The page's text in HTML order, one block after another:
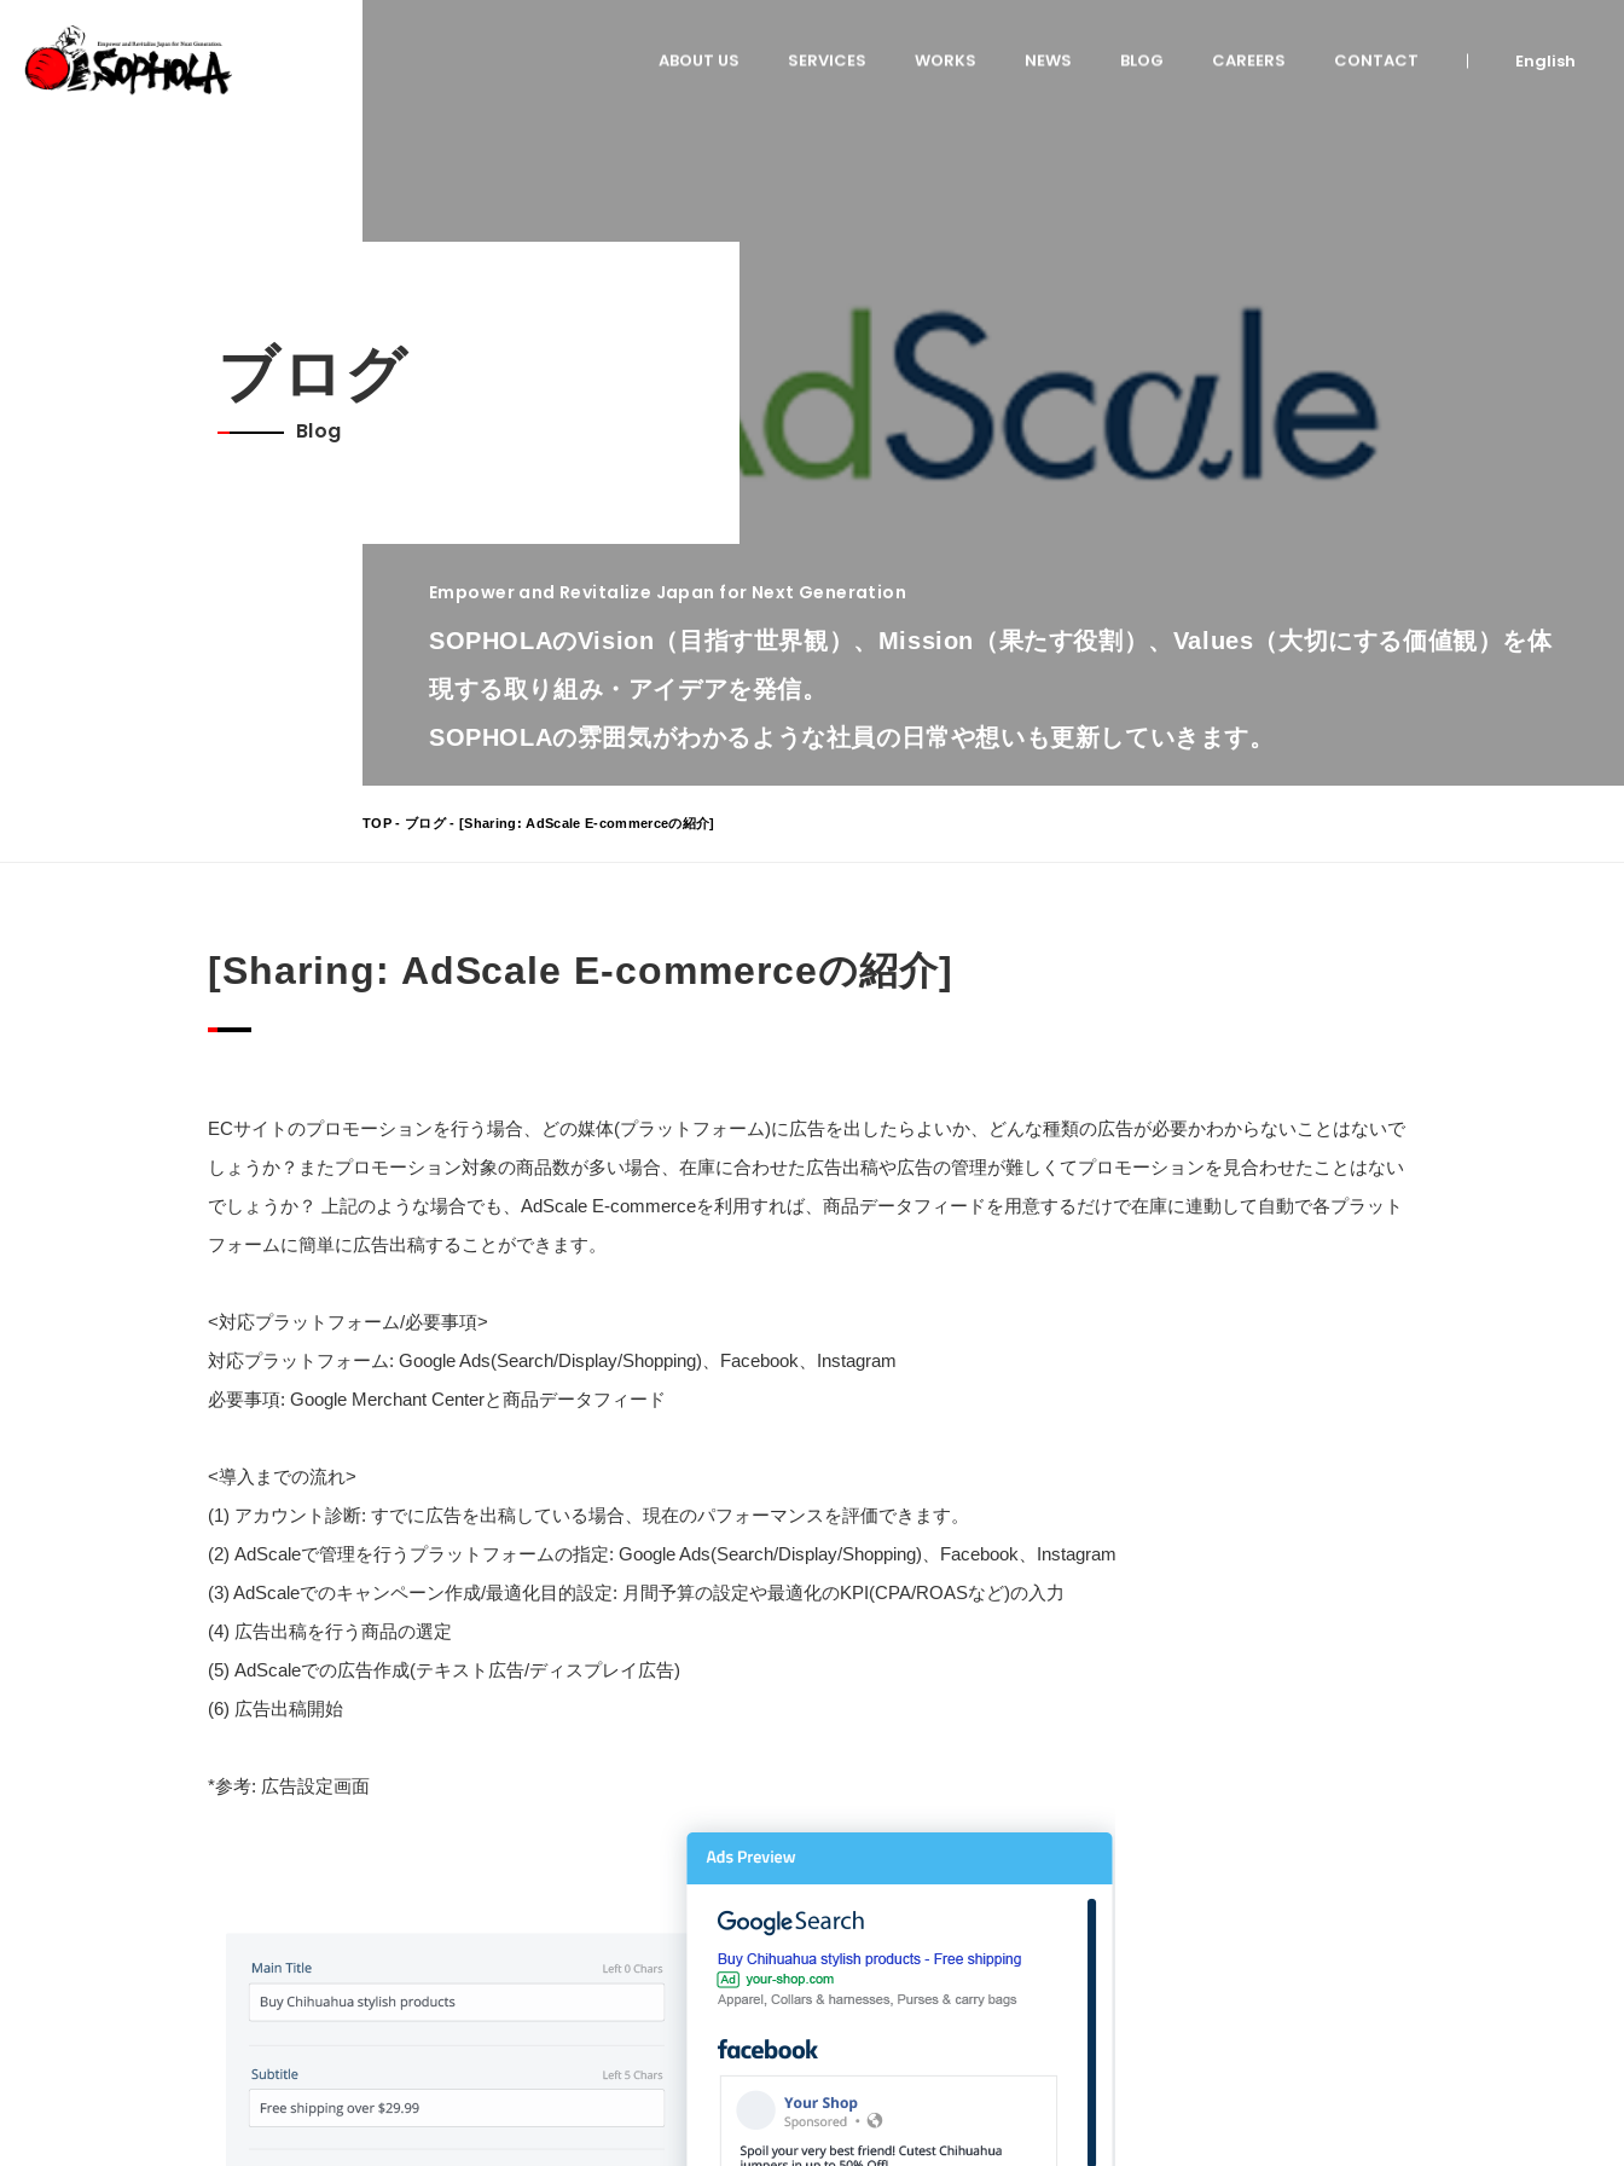
ABOUT US SERVICES WORKS NEWS BLOG CAREERS CONTACT English
ブログ
Blog
Empower and Revitalize Japan for Next Generation
SOPHOLAのVision（目指す世界観）、Mission（果たす役割）、Values（大切にする価値観）を体
現する取り組み・アイデアを発信。
SOPHOLAの雰囲気がわかるような社員の日常や想いも更新していきます。
TOP - ブログ- [Sharing: AdScale E-commerceの紹介]
[Sharing: AdScale E-commerceの紹介]
ECサイトのプロモーションを行う場合、どの媒体(プラットフォーム)に広告を出したらよいか、どんな種類の広告が必要かわからないことはないで
しょうか？またプロモーション対象の商品数が多い場合、在庫に合わせた広告出稿や広告の管理が難しくてプロモーションを見合わせたことはない
でしょうか？ 上記のような場合でも、AdScale E-commerceを利用すれば、商品データフィードを用意するだけで在庫に連動して自動で各プラット
フォームに簡単に広告出稿することができます。
<対応プラットフォーム/必要事項>
対応プラットフォーム: Google Ads(Search/Display/Shopping)、Facebook、Instagram
必要事項: Google Merchant Centerと商品データフィード
<導入までの流れ>
(1) アカウント診断: すでに広告を出稿している場合、現在のパフォーマンスを評価できます。
(2) AdScaleで管理を行うプラットフォームの指定: Google Ads(Search/Display/Shopping)、Facebook、Instagram
(3) AdScaleでのキャンペーン作成/最適化目的設定: 月間予算の設定や最適化のKPI(CPA/ROASなど)の入力
(4) 広告出稿を行う商品の選定
(5) AdScaleでの広告作成(テキスト広告/ディスプレイ広告)
(6) 広告出稿開始
*参考: 広告設定画面